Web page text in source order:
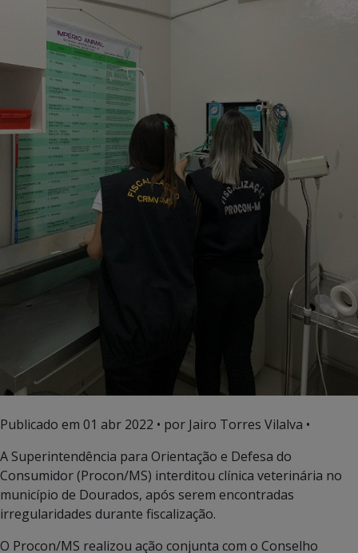
Publicado em 01 abr 2022 • por Jairo Torres Vilalva •
A Superintendência para Orientação e Defesa do
Consumidor (Procon/MS) interditou clínica veterinária no
município de Dourados, após serem encontradas
irregularidades durante fiscalização.
O Procon/MS realizou ação conjunta com o Conselho